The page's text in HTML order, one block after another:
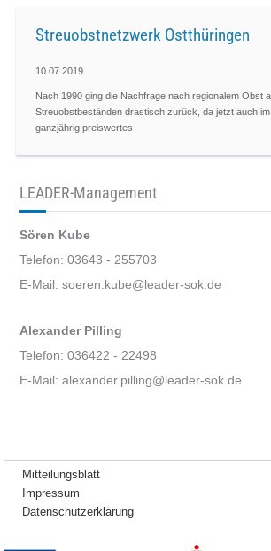
Streuobstnetzwerk Ostthüringen
10.07.2019
Nach 1990 ging die Nachfrage nach regionalem Obst
Streuobstbeständen drastisch zurück, da jetzt auch
ganzjährig preiswertes
LEADER-Management
Sören Kube
Telefon: 03643 - 255703
E-Mail: soeren.kube@leader-sok.de
Alexander Pilling
Telefon: 036422 - 22498
E-Mail: alexander.pilling@leader-sok.de
Mitteilungsblatt
Impressum
Datenschutzerklärung